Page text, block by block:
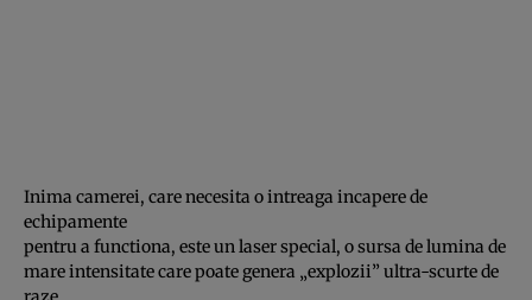
Inima camerei, care necesita o intreaga incapere de
echipamente
pentru a functiona, este un laser special, o sursa de lumina de
mare intensitate care poate genera „explozii” ultra-scurte de